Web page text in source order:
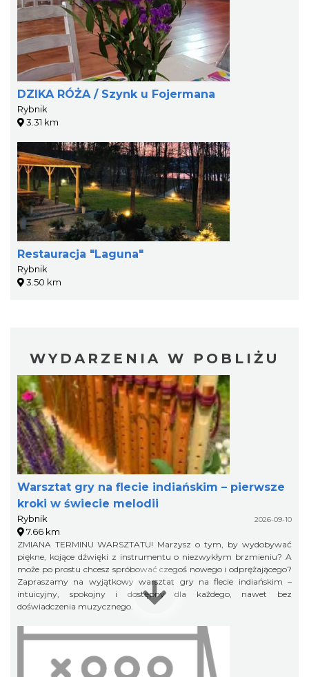
DZIKA RÓŻA / Szynk u Fojermana
Rybnik
3.31 km
Restauracja "Laguna"
Rybnik
3.50 km
WYDARZENIA W POBLIŻU
Warsztat gry na flecie indiańskim – pierwsze
kroki w świecie melodii
Rybnik 2026-09-10
7.66 km
ZMIANA TERMINU WARSZTATU! Marzysz o tym, by wydobywać
piękne, kojące dźwięki z instrumentu o niezwykłym brzmieniu? A
może po prostu chcesz spróbować czegoś nowego i odprężającego?
Zapraszamy na wyjątkowy warsztat gry na flecie indiańskim –
intuicyjny, spokojny i dostępny dla każdego, nawet bez
doświadczenia muzycznego.